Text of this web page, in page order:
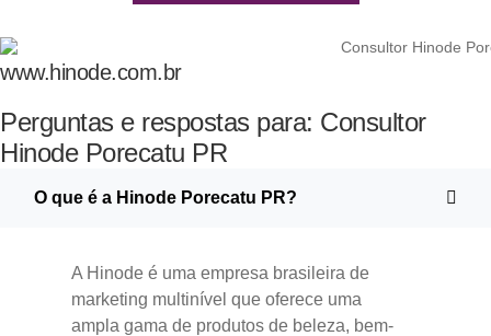
www.hinode.com.br
Perguntas e respostas para: Consultor
Hinode Porecatu PR
O que é a Hinode Porecatu PR?
A Hinode é uma empresa brasileira de
marketing multinível que oferece uma
ampla gama de produtos de beleza, bem-